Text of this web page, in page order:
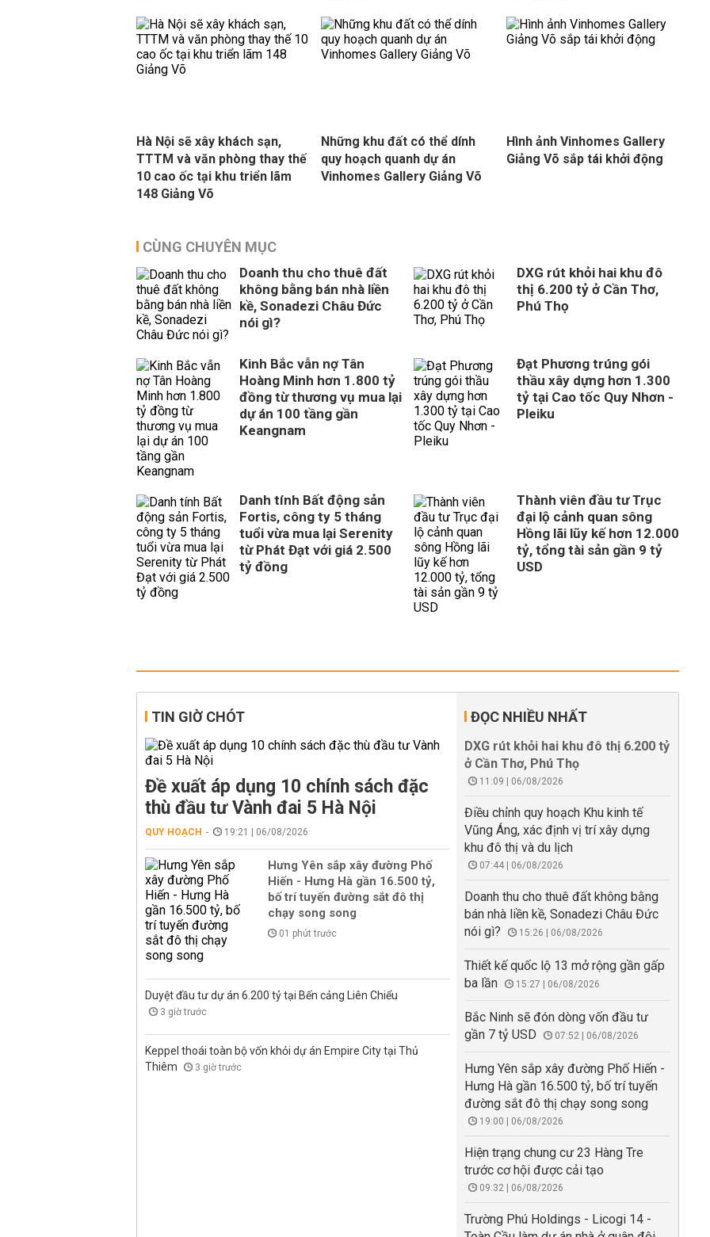
Hà Nội sẽ xây khách sạn,
TTTM và văn phòng thay thế
10 cao ốc tại khu triển lãm
148 Giảng Võ
Những khu đất có thể dính
quy hoạch quanh dự án
Vinhomes Gallery Giảng Võ
Hình ảnh Vinhomes Gallery
Giảng Võ sắp tái khởi động
CÙNG CHUYÊN MỤC
Doanh thu cho thuê đất
không bằng bán nhà liền
kề, Sonadezi Châu Đức
nói gì?
DXG rút khỏi hai khu đô
thị 6.200 tỷ ở Cần Thơ,
Phú Thọ
Kinh Bắc vẫn nợ Tân
Hoàng Minh hơn 1.800 tỷ
đồng từ thương vụ mua lại
dự án 100 tầng gần
Keangnam
Đạt Phương trúng gói
thầu xây dựng hơn 1.300
tỷ tại Cao tốc Quy Nhơn -
Pleiku
Danh tính Bất động sản
Fortis, công ty 5 tháng
tuổi vừa mua lại Serenity
từ Phát Đạt với giá 2.500
tỷ đồng
Thành viên đầu tư Trục
đại lộ cảnh quan sông
Hồng lãi lũy kế hơn 12.000
tỷ, tổng tài sản gần 9 tỷ
USD
TIN GIỜ CHÓT
Đề xuất áp dụng 10 chính sách đặc
thù đầu tư Vành đai 5 Hà Nội
QUY HOẠCH 19:21 | 06/08/2026
Hưng Yên sắp xây đường Phố
Hiến - Hưng Hà gần 16.500 tỷ,
bố trí tuyến đường sắt đô thị
chạy song song
01 phút trước
Duyệt đầu tư dự án 6.200 tỷ tại Bến cảng Liên Chiểu
3 giờ trước
Keppel thoái toàn bộ vốn khỏi dự án Empire City tại Thủ
Thiêm
3 giờ trước
ĐỌC NHIỀU NHẤT
DXG rút khỏi hai khu đô thị 6.200 tỷ
ở Cần Thơ, Phú Thọ
11:09 | 06/08/2026
Điều chỉnh quy hoạch Khu kinh tế
Vũng Áng, xác định vị trí xây dựng
khu đô thị và du lịch
07:44 | 06/08/2026
Doanh thu cho thuê đất không bằng
bán nhà liền kề, Sonadezi Châu Đức
nói gì?
15:26 | 06/08/2026
Thiết kế quốc lộ 13 mở rộng gần gấp
ba lần
15:27 | 06/08/2026
Bắc Ninh sẽ đón dòng vốn đầu tư
gần 7 tỷ USD
07:52 | 06/08/2026
Hưng Yên sắp xây đường Phố Hiến -
Hưng Hà gần 16.500 tỷ, bố trí tuyến
đường sắt đô thị chạy song song
19:00 | 06/08/2026
Hiện trạng chung cư 23 Hàng Tre
trước cơ hội được cải tạo
09:32 | 06/08/2026
Trường Phú Holdings - Licogi 14 -